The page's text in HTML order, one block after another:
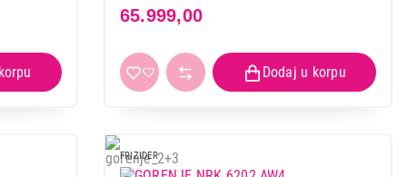
65.999,00
FRIZIDER